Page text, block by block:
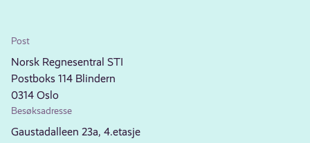
Post
Norsk Regnesentral STI
Postboks 114 Blindern
0314 Oslo
Besøksadresse
Gaustadalleen 23a, 4.etasje